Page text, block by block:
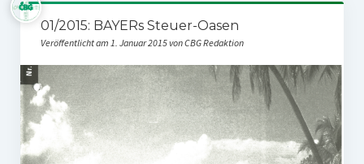
Impressum
Stichwort BAYER
Jahrestagung
SPENDEN
01/2015: BAYERs Steuer-Oasen
Veröffentlicht am 1. Januar 2015 von CBG Redaktion